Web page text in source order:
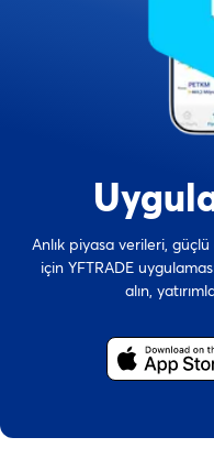
Anlık piyasa verileri,
için YFTRADE
alın,